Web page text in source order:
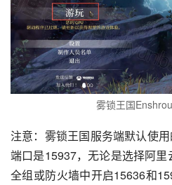
雾锁王国
注意：雾锁王国服务端默认使
端口是15937，无论是选择阿
全组或防火墙中开启15636和